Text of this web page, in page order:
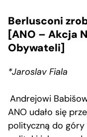
Berlusconi
[ANO – Akcja
Obywateli]
*Jaroslav Fiala
Andrejowi
ANO udało się
polityczną do góry